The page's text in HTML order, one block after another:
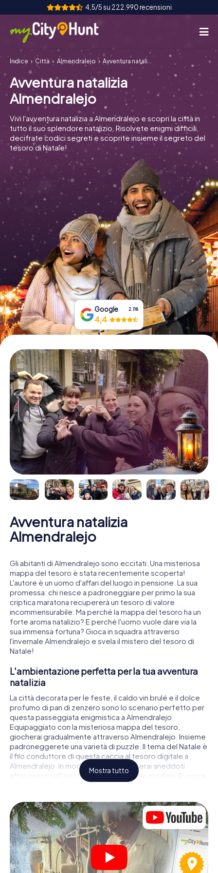
4,5/5 su 222.990 recensioni
Come funziona
Città
Tour
Team Building
Biglietti
INT CH
ES
UK
IT
Prenota Biglietti
Acquista i Voucher
Indice Città Almendralejo Avventura natalizia Almendralejo
Avventura natalizia
Almendralejo
Vivi l'avventura natalizia a Almendralejo e scopri la città in
tutto il suo splendore natalizio. Risolvete enigmi difficili,
decifrate codici segreti e scoprite insieme il segreto del
tesoro di Natale!
Google 2.118
4,4
Avventura natalizia
Almendralejo
Gli abitanti di Almendralejo sono eccitati: Una misteriosa
mappa del tesoro è stata recentemente scoperta!
L'autore è un uomo d'affari del luogo in pensione. La sua
promessa: chi riesce a padroneggiare per primo la sua
criptica maratona recupererà un tesoro di valore
incommensurabile. Ma perché la mappa del tesoro ha un
forte aroma natalizio? E perché l'uomo vuole dare via la
sua immensa fortuna? Gioca in squadra attraverso
l'invernale Almendralejo e svela il mistero del tesoro di
Natale!
L'ambientazione perfetta per la tua avventura
natalizia
La città decorata per le feste, il caldo vin brulé e il dolce
profumo di pan di zenzero sono lo scenario perfetto per
questa passeggiata enigmistica a Almendralejo.
Equipaggiato con la misteriosa mappa del tesoro,
giocherai gradualmente attraverso Almendralejo. Insieme
padroneggerete una varietà di puzzle. Il tema del Natale è
il filo conduttore di questa caccia al tesoro digitale a
Almendralejo. In modo giocoso, imparerai aneddoti
affascinanti sull'avvicinarsi della stagione natalizia. Riuscirai
ad interpretare correttamente gli indizi e a rimanere un
Il mercatino di Natale di Almendralejo come
tappa
Metti insieme una squadra competente di amici o membri
della famiglia e parti insieme per una caccia al tesoro
natalizia attraverso Almendralejo. Tutto ciò di cui hai
bisogno è un biglietto di partecipazione, uno smartphone
Mostra tutto